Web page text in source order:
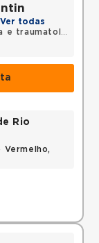
Ver todas
traumatologia
Rio
Vermelho,